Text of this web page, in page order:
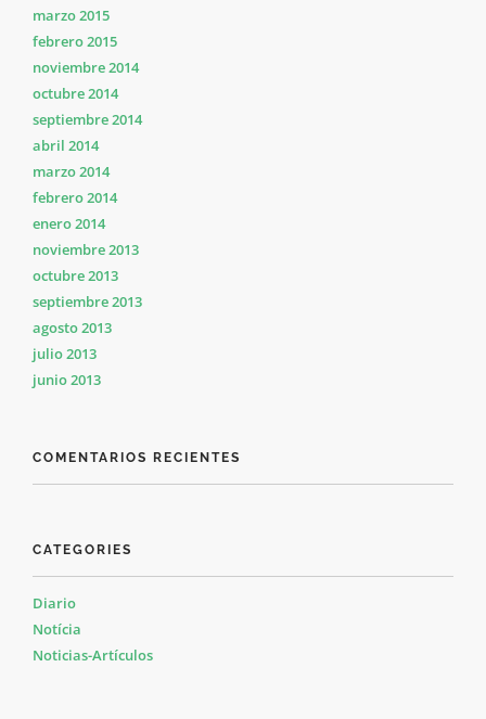
marzo 2015
febrero 2015
noviembre 2014
octubre 2014
septiembre 2014
abril 2014
marzo 2014
febrero 2014
enero 2014
noviembre 2013
octubre 2013
septiembre 2013
agosto 2013
julio 2013
junio 2013
COMENTARIOS RECIENTES
CATEGORIES
Diario
Notícia
Noticias-Artículos